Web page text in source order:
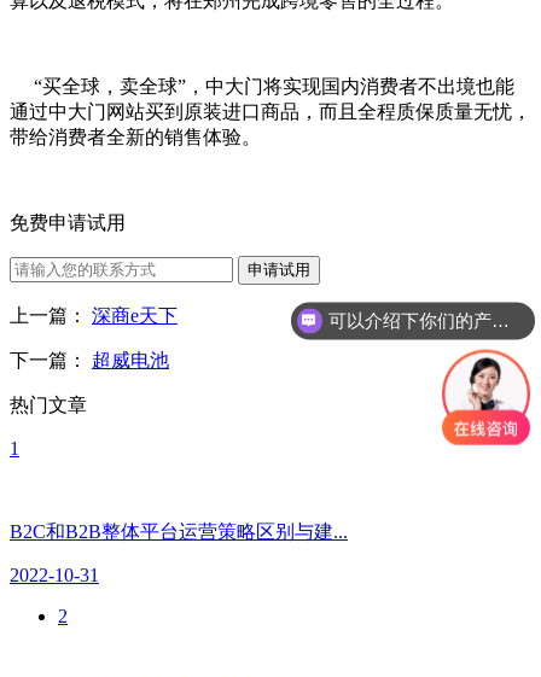
“买全球，卖全球”，中大门将实现国内消费者不出境也能
通过中大门网站买到原装进口商品，而且全程质保质量无忧，
带给消费者全新的销售体验。
免费申请试用
申请试用
上一篇： 深商e天下
下一篇： 超威电池
热门文章
1
B2C和B2B整体平台运营策略区别与建...
2022-10-31
2
你们是怎么收费的呢？